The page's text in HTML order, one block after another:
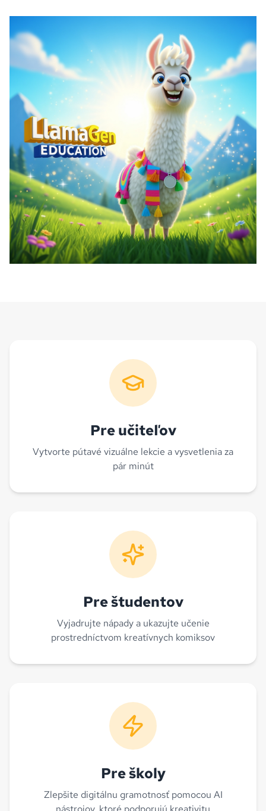
Pre učiteľov
Vytvorte pútavé vizuálne lekcie a vysvetlenia za
pár minút
Pre študentov
Vyjadrujte nápady a ukazujte učenie
prostredníctvom kreatívnych komiksov
Pre školy
Zlepšite digitálnu gramotnosť pomocou AI